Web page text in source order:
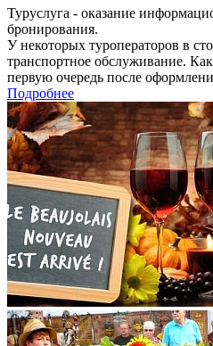
Туруслуга - оказание
бронирования.
У некоторых туроператоров в
транспортное обслуживание.
первую очередь после
Подробнее